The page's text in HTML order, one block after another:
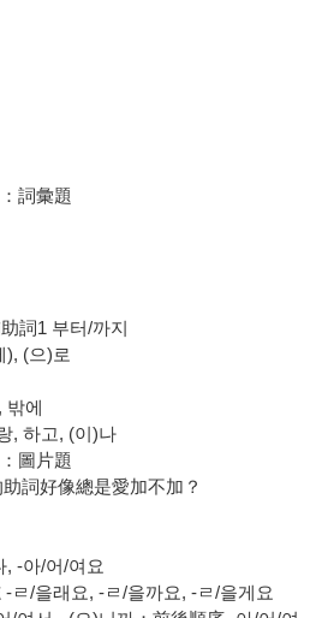
詞彙題
詞1 부터/까지
), (으)로
밖에
, 하고, (이)나
圖片題
詞好像總是愛加不加？
, -아/어/여요
ㄹ/을래요, -ㄹ/을까요, -ㄹ/을게요